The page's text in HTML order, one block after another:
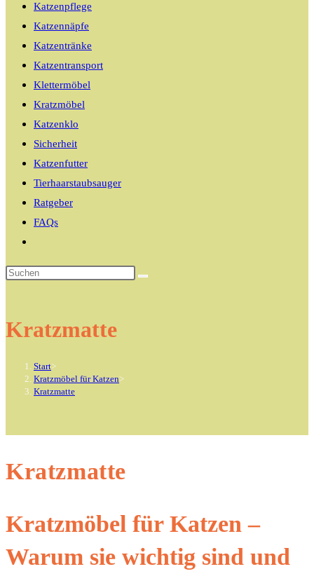
Katzenpflege
Katzennäpfe
Katzentränke
Katzentransport
Klettermöbel
Kratzmöbel
Katzenklo
Sicherheit
Katzenfutter
Tierhaarstaubsauger
Ratgeber
FAQs
umschalten
Kratzmatte
Start>
Kratzmöbel für Katzen>
Kratzmatte
Kratzmatte
Kratzmöbel für Katzen –
Warum sie wichtig sind und